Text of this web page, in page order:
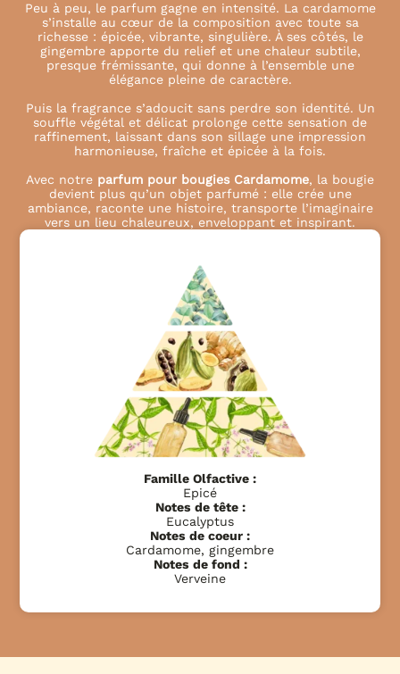
Peu à peu, le parfum gagne en intensité. La cardamome
s’installe au cœur de la composition avec toute sa
richesse : épicée, vibrante, singulière. À ses côtés, le
gingembre apporte du relief et une chaleur subtile,
presque frémissante, qui donne à l’ensemble une
élégance pleine de caractère.
Puis la fragrance s’adoucit sans perdre son identité. Un
souffle végétal et délicat prolonge cette sensation de
raffinement, laissant dans son sillage une impression
harmonieuse, fraîche et épicée à la fois.
Avec notre parfum pour bougies Cardamome, la bougie
devient plus qu’un objet parfumé : elle crée une
ambiance, raconte une histoire, transporte l’imaginaire
vers un lieu chaleureux, enveloppant et inspirant.
Famille Olfactive :
Epicé
Notes de tête :
Eucalyptus
Notes de coeur :
Cardamome, gingembre
Notes de fond :
Verveine